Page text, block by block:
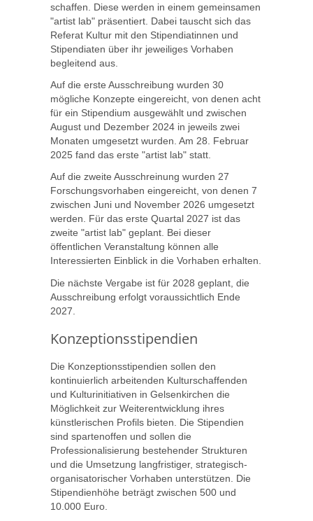
schaffen. Diese werden in einem gemeinsamen
"artist lab" präsentiert. Dabei tauscht sich das
Referat Kultur mit den Stipendiatinnen und
Stipendiaten über ihr jeweiliges Vorhaben
begleitend aus.
Auf die erste Ausschreibung wurden 30
mögliche Konzepte eingereicht, von denen acht
für ein Stipendium ausgewählt und zwischen
August und Dezember 2024 in jeweils zwei
Monaten umgesetzt wurden. Am 28. Februar
2025 fand das erste "artist lab" statt.
Auf die zweite Ausschreinung wurden 27
Forschungsvorhaben eingereicht, von denen 7
zwischen Juni und November 2026 umgesetzt
werden. Für das erste Quartal 2027 ist das
zweite "artist lab" geplant. Bei dieser
öffentlichen Veranstaltung können alle
Interessierten Einblick in die Vorhaben erhalten.
Die nächste Vergabe ist für 2028 geplant, die
Ausschreibung erfolgt voraussichtlich Ende
2027.
Konzeptionsstipendien
Die Konzeptionsstipendien sollen den
kontinuierlich arbeitenden Kulturschaffenden
und Kulturinitiativen in Gelsenkirchen die
Möglichkeit zur Weiterentwicklung ihres
künstlerischen Profils bieten. Die Stipendien
sind spartenoffen und sollen die
Professionalisierung bestehender Strukturen
und die Umsetzung langfristiger, strategisch-
organisatorischer Vorhaben unterstützen. Die
Stipendienhöhe beträgt zwischen 500 und
10.000 Euro.